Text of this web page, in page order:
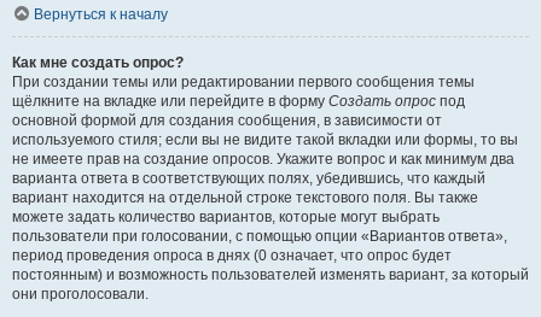
Вернуться к началу
Как мне создать опрос?
При создании темы или редактировании первого сообщения темы
щёлкните на вкладке или перейдите в форму Создать опрос под
основной формой для создания сообщения, в зависимости от
используемого стиля; если вы не видите такой вкладки или формы, то вы
не имеете прав на создание опросов. Укажите вопрос и как минимум два
варианта ответа в соответствующих полях, убедившись, что каждый
вариант находится на отдельной строке текстового поля. Вы также
можете задать количество вариантов, которые могут выбрать
пользователи при голосовании, с помощью опции «Вариантов ответа»,
период проведения опроса в днях (0 означает, что опрос будет
постоянным) и возможность пользователей изменять вариант, за который
они проголосовали.